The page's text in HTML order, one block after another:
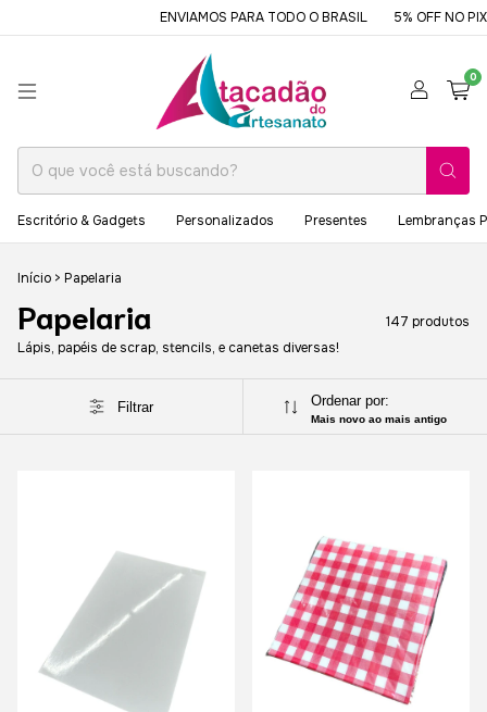
ENVIAMOS PARA TODO O BRASIL 5% OFF NO PIX OU
0
Escritório & Gadgets Personalizados Presentes Lembranças
Início > Papelaria
Papelaria
147 produtos
Lápis, papéis de scrap, stencils, e canetas diversas!
Filtrar Ordenar por:
Mais novo ao mais antigo